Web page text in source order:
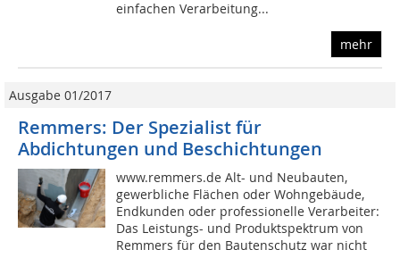
einfachen Verarbeitung...
mehr
Ausgabe 01/2017
Remmers: Der Spezialist für
Abdichtungen und Beschichtungen
www.remmers.de Alt- und Neubauten,
gewerbliche Flächen oder Wohngebäude,
Endkunden oder professionelle Verarbeiter:
Das Leistungs- und Produktspektrum von
Remmers für den Bautenschutz war nicht